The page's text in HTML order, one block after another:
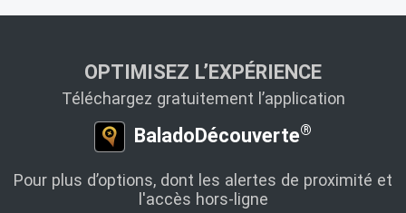
OPTIMISEZ L’EXPÉRIENCE
Téléchargez gratuitement l’application
BaladoDécouverte®
Pour plus d’options, dont les alertes de proximité et
l'accès hors-ligne